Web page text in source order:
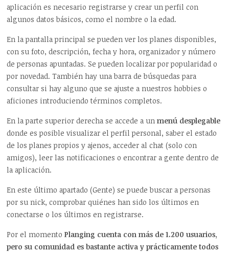
aplicación es necesario registrarse y crear un perfil con
algunos datos básicos, como el nombre o la edad.
En la pantalla principal se pueden ver los planes disponibles,
con su foto, descripción, fecha y hora, organizador y número
de personas apuntadas. Se pueden localizar por popularidad o
por novedad. También hay una barra de búsquedas para
consultar si hay alguno que se ajuste a nuestros hobbies o
aficiones introduciendo términos completos.
En la parte superior derecha se accede a unmenú desplegable
donde es posible visualizar el perfil personal, saber el estado
de los planes propios y ajenos, acceder al chat (solo con
amigos), leer las notificaciones o encontrar a gente dentro de
la aplicación.
En este último apartado (Gente) se puede buscar a personas
por su nick, comprobar quiénes han sido los últimos en
conectarse o los últimos en registrarse.
Por el momentoPlanging cuenta con más de 1.200 usuarios,
pero su comunidad es bastante activa y prácticamente todos